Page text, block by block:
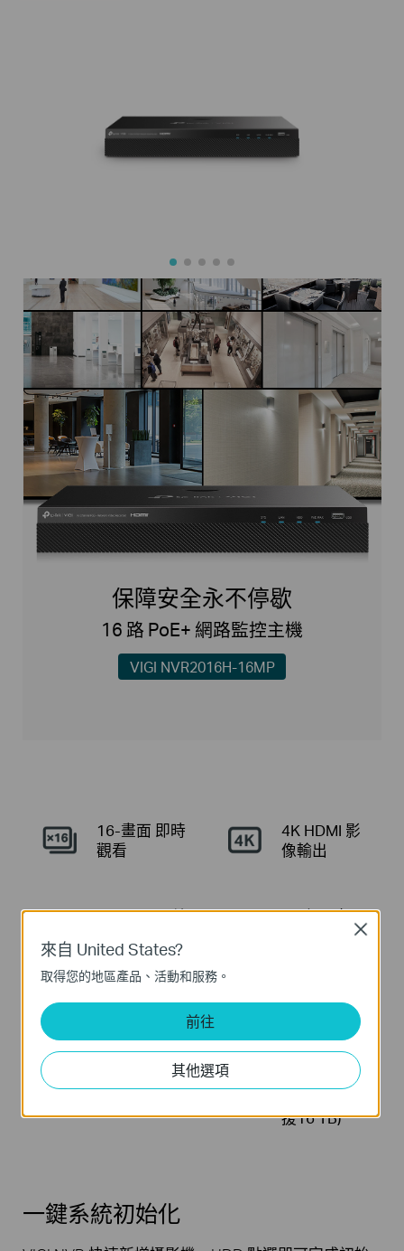
保障安全永不停歇
VIGI NVR2016H-16MP
16 路 PoE+ 網路監控主機
16-畫面 即時
觀看
4K HDMI 影
像輸出
140W PoE總
16路 同步回
智慧影像編碼
一鍵系統初始
2× SATA 介面
援16 TB)*
一鍵系統初始化
來自 United States?
取得您的地區產品、活動和服務。
前往
其他選項
Close